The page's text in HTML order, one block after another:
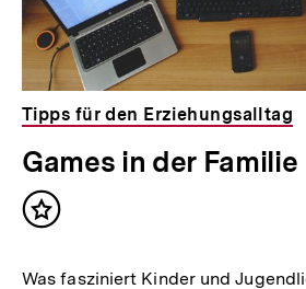
Tipps für den Erziehungsalltag
Games in der Familie
Inhalt
Was fasziniert Kinder und